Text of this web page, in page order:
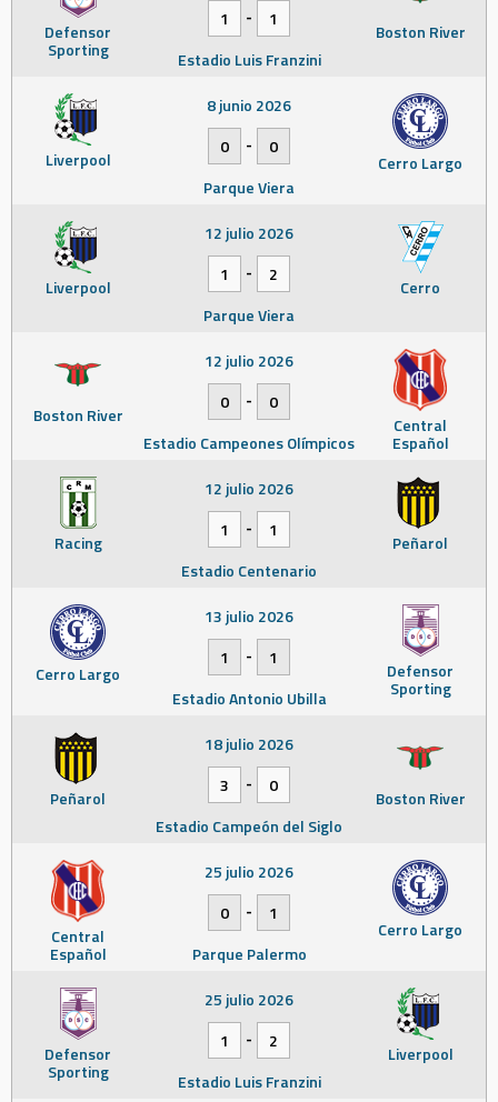
Defensor
Sporting
Boston River
1
-
1
Estadio Luis Franzini
Liverpool Cerro Largo
8 junio 2026
0
-
0
Parque Viera
Liverpool Cerro
12 julio 2026
1
-
2
Parque Viera
Boston River Central
Español
12 julio 2026
0
-
0
Estadio Campeones Olímpicos
Racing Peñarol
12 julio 2026
1
-
1
Estadio Centenario
Cerro Largo Defensor
Sporting
13 julio 2026
1
-
1
Estadio Antonio Ubilla
Peñarol Boston River
18 julio 2026
3
-
0
Estadio Campeón del Siglo
Central
Español
Cerro Largo
25 julio 2026
0
-
1
Parque Palermo
Defensor
Sporting
Liverpool
25 julio 2026
1
-
2
Estadio Luis Franzini